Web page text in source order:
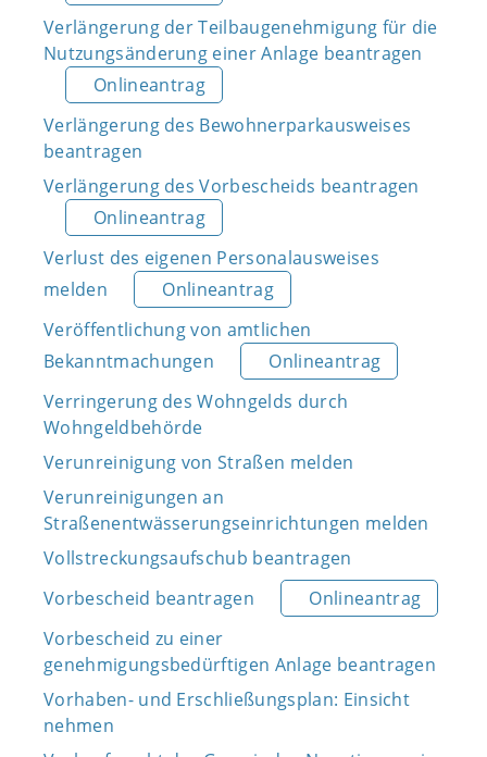
Verlängerung der Teilbaugenehmigung für die
Nutzungsänderung einer Anlage beantragen
Onlineantrag
Verlängerung des Bewohnerparkausweises
beantragen
Verlängerung des Vorbescheids beantragen
Onlineantrag
Verlust des eigenen Personalausweises
melden
Onlineantrag
Veröffentlichung von amtlichen
Bekanntmachungen
Onlineantrag
Verringerung des Wohngelds durch
Wohngeldbehörde
Verunreinigung von Straßen melden
Verunreinigungen an
Straßenentwässerungseinrichtungen melden
Vollstreckungsaufschub beantragen
Vorbescheid beantragen
Onlineantrag
Vorbescheid zu einer
genehmigungsbedürftigen Anlage beantragen
Vorhaben- und Erschließungsplan: Einsicht
nehmen